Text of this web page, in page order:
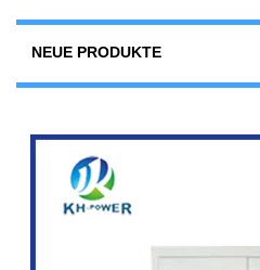
NEUE PRODUKTE